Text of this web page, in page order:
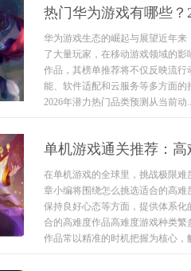
热门华为游戏有哪些？
华为游戏生态的崛起与展望近年
了大量玩家，在移动游戏领域的
作品，其榜单推荐将不仅反映流
能、软件适配和云服务等多方面
2026年潜力热门品类预测从当前动
单机游戏通关推荐：高
在单机游戏的全球里，挑战极限
章小编将围绕怎么挑选适合的高
保持良好心态等方面，提供体系
合的高难度作品高难度游戏种类
作品常以精准的时机把握为核心，